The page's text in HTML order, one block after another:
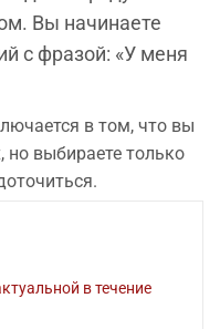
Вы начинаете
с фразой: «У меня
в том, что вы
но выбираете только
в течение